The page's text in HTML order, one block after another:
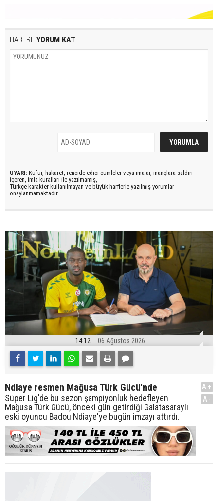
HABERE YORUM KAT
UYARI: Küfür, hakaret, rencide edici cümleler veya imalar, inançlara saldırı
içeren, imla kuralları ile yazılmamış,
Türkçe karakter kullanılmayan ve büyük harflerle yazılmış yorumlar
onaylanmamaktadır.
14:12 06 Ağustos 2026
Ndiaye resmen Mağusa Türk Gücü'nde
Süper Lig'de bu sezon şampiyonluk hedefleyen
Mağusa Türk Gücü, önceki gün getirdiği Galatasaraylı
eski oyuncu Badou Ndiaye'ye bugün imzayı attırdı.
A+
A-